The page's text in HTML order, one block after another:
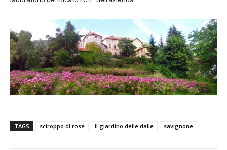
TAGS sciroppo di rose il giardino delle dalie savignone